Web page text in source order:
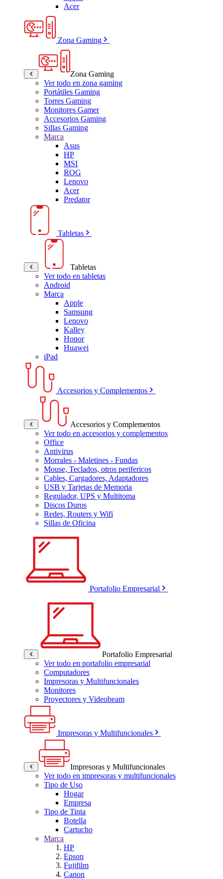
Acer
Zona Gaming
Zona Gaming
Ver todo en zona gaming
Portátiles Gaming
Torres Gaming
Monitores Gamer
Accesorios Gaming
Sillas Gaming
Marca
Asus
HP
MSI
ROG
Lenovo
Acer
Predator
Tabletas
Tabletas
Ver todo en tabletas
Android
Marca
Apple
Samsung
Lenovo
Kalley
Honor
Huawei
iPad
Accesorios y Complementos
Accesorios y Complementos
Ver todo en accesorios y complementos
Office
Antivirus
Morrales - Maletines - Fundas
Mouse, Teclados, otros perifericos
Cables, Cargadores, Adaptadores
USB y Tarjetas de Memoria
Regulador, UPS y Multitoma
Discos Duros
Redes, Routers y Wifi
Sillas de Oficina
Portafolio Empresarial
Portafolio Empresarial
Ver todo en portafolio empresarial
Computadores
Impresoras y Multifuncionales
Monitores
Proyectores y Videobeam
Impresoras y Multifuncionales
Impresoras y Multifuncionales
Ver todo en impresoras y multifuncionales
Tipo de Uso
Hogar
Empresa
Tipo de Tinta
Botella
Cartucho
Marca
HP
Epson
Fujifilm
Canon